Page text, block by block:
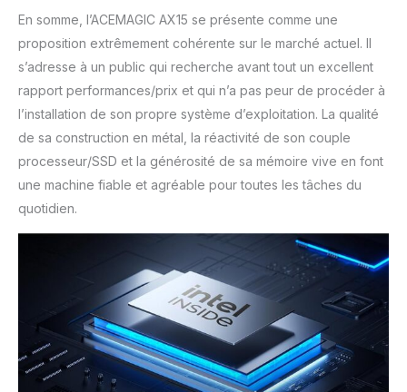
En somme, l’ACEMAGIC AX15 se présente comme une
proposition extrêmement cohérente sur le marché actuel. Il
s’adresse à un public qui recherche avant tout un excellent
rapport performances/prix et qui n’a pas peur de procéder à
l’installation de son propre système d’exploitation. La qualité
de sa construction en métal, la réactivité de son couple
processeur/SSD et la générosité de sa mémoire vive en font
une machine fiable et agréable pour toutes les tâches du
quotidien.